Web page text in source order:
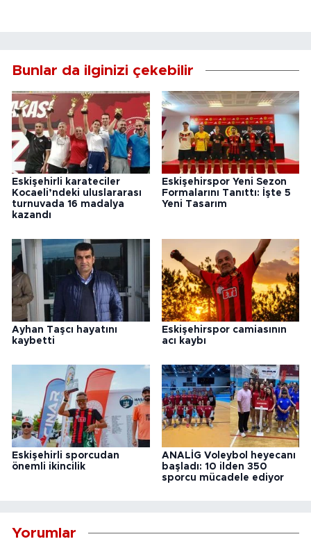
Bunlar da ilginizi çekebilir
Eskişehirli karateciler
Kocaeli’ndeki uluslararası
turnuvada 16 madalya
kazandı
Eskişehirspor Yeni Sezon
Formalarını Tanıttı: İşte 5
Yeni Tasarım
Ayhan Taşcı hayatını
kaybetti
Eskişehirspor camiasının
acı kaybı
Eskişehirli sporcudan
önemli ikincilik
ANALİG Voleybol heyecanı
başladı: 10 ilden 350
sporcu mücadele ediyor
Yorumlar